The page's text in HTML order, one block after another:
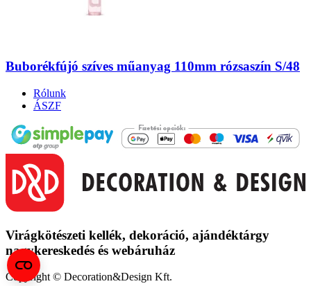
Buborékfújó szíves műanyag 110mm rózsaszín S/48
Rólunk
ÁSZF
Virágkötészeti kellék, dekoráció, ajándéktárgy
nagykereskedés és webáruház
Copyright © Decoration&Design Kft.